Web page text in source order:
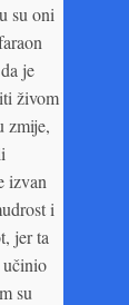
su oni
je
živom
zmije,
izvan
i
jer ta
učinio
su